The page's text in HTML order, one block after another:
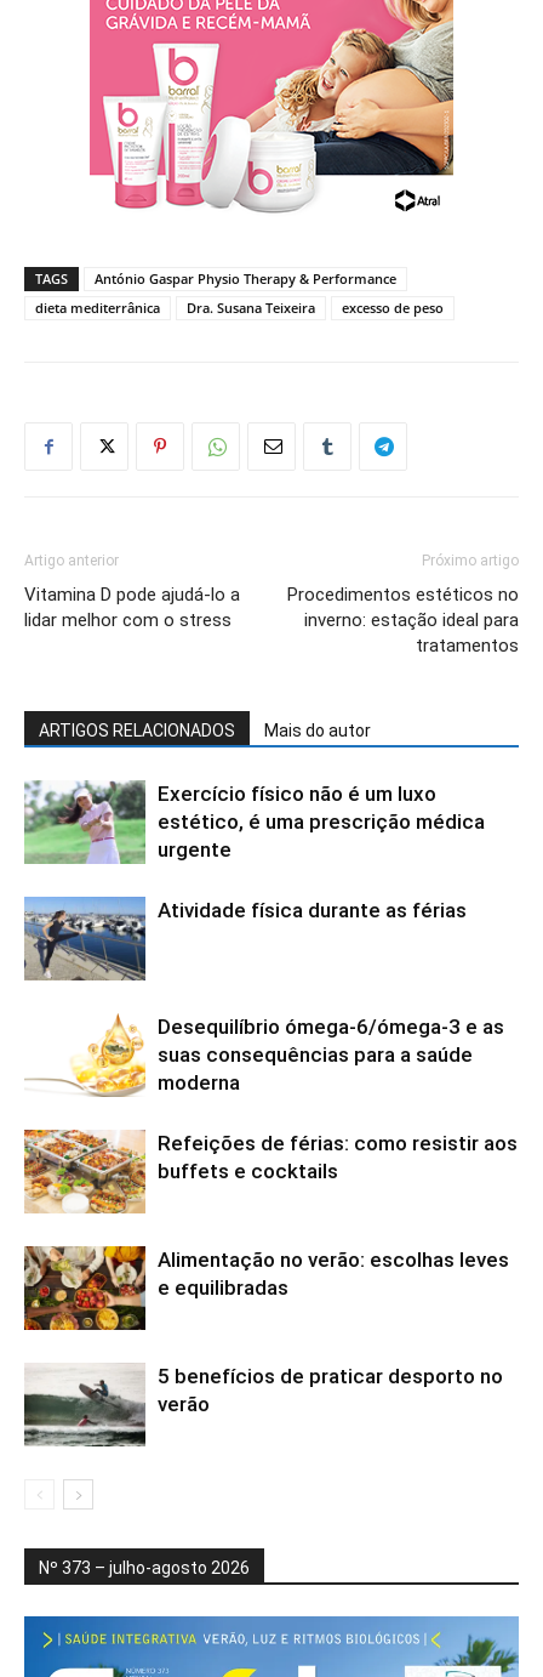
TAGS
António Gaspar Physio Therapy & Performance
dieta mediterrânica
Dra. Susana Teixeira excesso de peso
Artigo anterior
Vitamina D pode ajudá-lo a
lidar melhor com o stress
Próximo artigo
Procedimentos estéticos no
inverno: estação ideal para
tratamentos
ARTIGOS RELACIONADOS Mais do autor
Exercício físico não é um luxo
estético, é uma prescrição médica
urgente
Atividade física durante as férias
Desequilíbrio ómega-6/ómega-3 e as
suas consequências para a saúde
moderna
Refeições de férias: como resistir aos
buffets e cocktails
Alimentação no verão: escolhas leves
e equilibradas
5 benefícios de praticar desporto no
verão
Nº 373 – julho-agosto 2026